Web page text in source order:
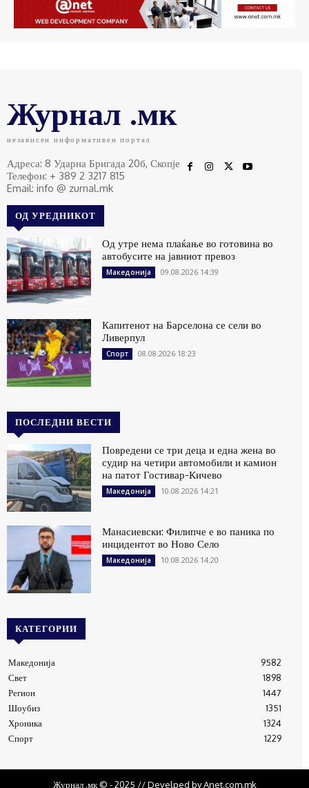
Журнал .мк
независен информативен портал
Адреса: 8 Ударна Бригада 20б, Скопје
Телефон: + 389 2 3217 815
Email: info @ zurnal.mk
ОД УРЕДНИКОТ
Од утре нема плаќање во готовина во
автобусите на јавниот превоз
Македонија 09.08.2026 14:39
Капитенот на Барселона се сели во
Ливерпул
Спорт 08.08.2026 18:23
ПОСЛЕДНИ ВЕСТИ
Повредени се три деца и една жена во
судир на четири автомобили и камион
на патот Гостивар-Кичево
Македонија 10.08.2026 14:21
Манасиевски: Филипче е во паника по
инцидентот во Ново Село
Македонија 10.08.2026 14:20
КАТЕГОРИИ
Македонија
9582
Свет
1898
Регион
1447
Шоубиз
1351
Хроника
1324
Спорт
1229
Журнал .мк © - 2025 // Develped by Anet.com.mk